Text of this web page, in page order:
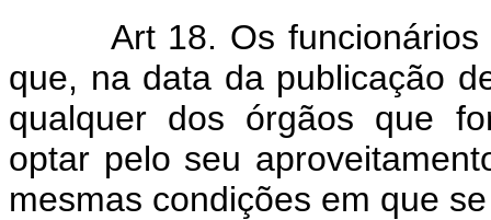
Art 18. Os
que, na data da publicação
qualquer dos órgãos que
optar pelo seu
mesmas condições em que